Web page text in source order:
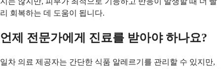
리 회복하는 데 도움이 됩니다.
언제 전문가에게 진료를 받아야 하나요?
일차 의료 제공자는 간단한 식품 알레르기를 관리할 수 있지만,